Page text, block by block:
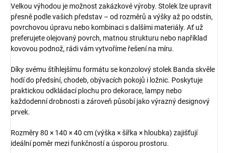
Velkou výhodou je možnost zakázkové výroby. Stolek lze upravit
přesně podle vašich představ – od rozměrů a výšky až po odstín,
povrchovou úpravu nebo kombinaci s dalšími materiály. Ať už
preferujete olejovaný povrch, matnou strukturu nebo například
kovovou podnož, rádi vám vytvoříme řešení na míru.
Díky svému štíhlejšímu formátu se konzolový stolek Banda skvěle
hodí do předsíní, chodeb, obývacích pokojů i ložnic. Poskytuje
praktickou odkládací plochu pro dekorace, lampy nebo
každodenní drobnosti a zároveň působí jako výrazný designový
prvek.
Rozměry 80 × 140 × 40 cm (výška × šířka × hloubka) zajišťují
ideální poměr mezi funkčností a úsporou prostoru.